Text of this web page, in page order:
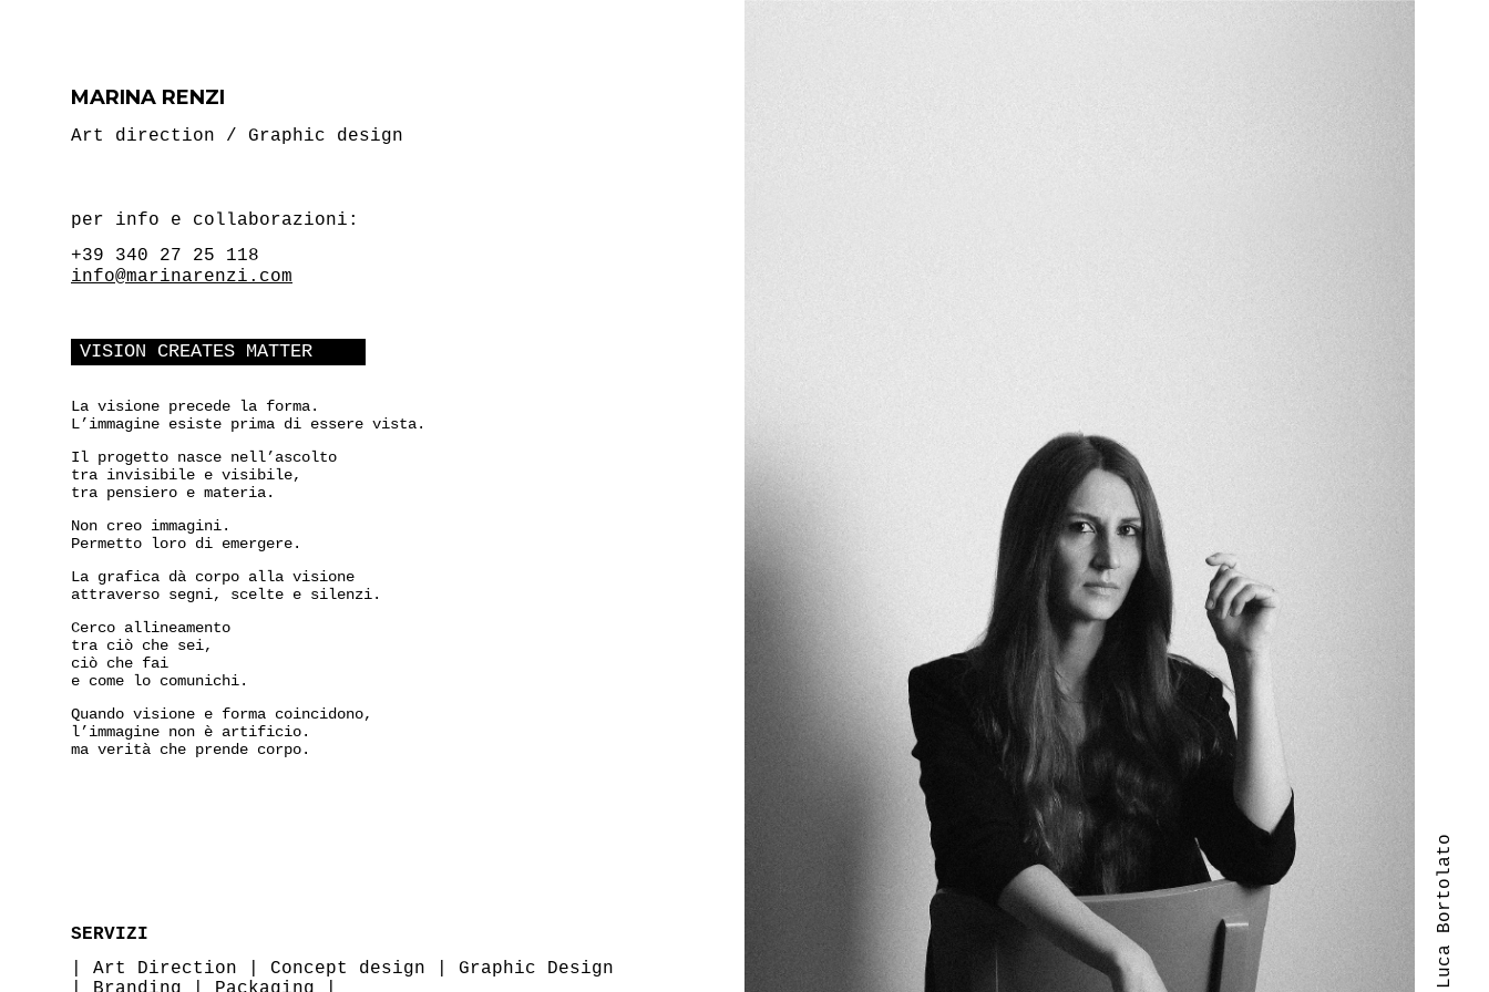
MARINA RENZI
Art direction / Graphic design
per info e collaborazioni:
+39 340 27 25 118
info@marinarenzi.com
VISION CREATES MATTER
La visione precede la forma.
L’immagine esiste prima di essere vista.
Il progetto nasce nell’ascolto
tra invisibile e visibile,
tra pensiero e materia.
Non creo immagini.
Permetto loro di emergere.
La grafica dà corpo alla visione
attraverso segni, scelte e silenzi.
Cerco allineamento
tra ciò che sei,
ciò che fai
e come lo comunichi.
Quando visione e forma coincidono,
l’immagine non è artificio.
ma verità che prende corpo.
SERVIZI
Art Direction Concept design
Graphic Design
| Luca Bortolato